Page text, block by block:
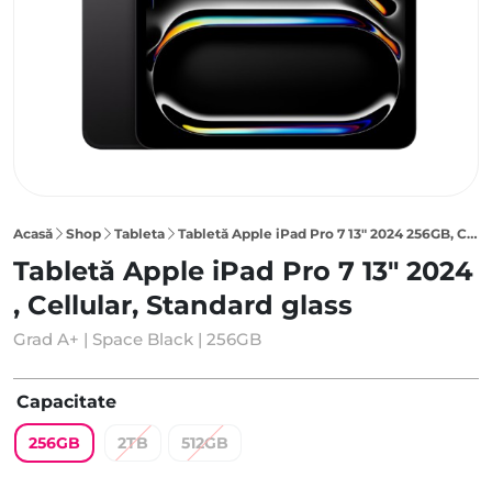
Acasă Shop Tableta Tabletă Apple iPad Pro 7 13″ 2024 256GB, Cellular, Standard glass, Space Black
Tabletă Apple iPad Pro 7 13" 2024
, Cellular, Standard glass
Grad A+ | Space Black | 256GB
Capacitate
256GB 2TB 512GB